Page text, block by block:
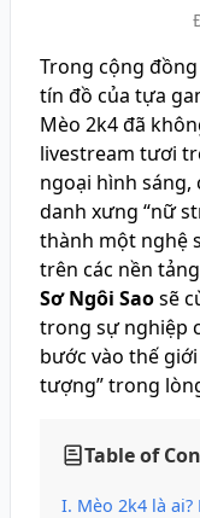
Trong cộng
tín đồ của tựa
Mèo 2k4 đã
livestream tươi
ngoại hình
danh xưng “nữ
thành một nghệ
trên các nền
Sơ Ngôi Saosẽ
trong sự nghiệp
bước vào thế
tượng” trong
Table of
Mèo 2k4 là ai?